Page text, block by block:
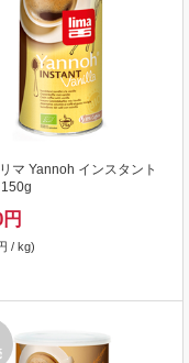
マ Yannoh インスタント
円
/ kg)